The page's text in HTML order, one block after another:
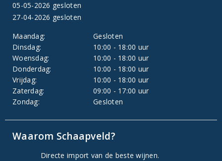
05-05-2026 gesloten
27-04-2026 gesloten
Maandag:
Gesloten
Dinsdag:
10:00 - 18:00 uur
Woensdag:
10:00 - 18:00 uur
Donderdag:
10:00 - 18:00 uur
Vrijdag:
10:00 - 18:00 uur
Zaterdag:
09:00 - 17:00 uur
Zondag:
Gesloten
Waarom Schaapveld?
Directe import van de beste wijnen.